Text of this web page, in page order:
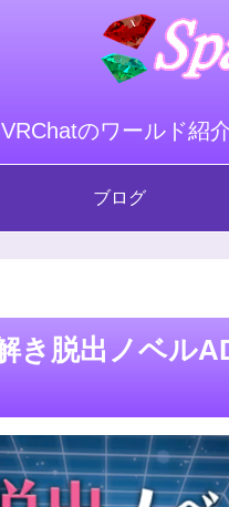
VRChatのワールド紹
ブログ
き脱出ノベル